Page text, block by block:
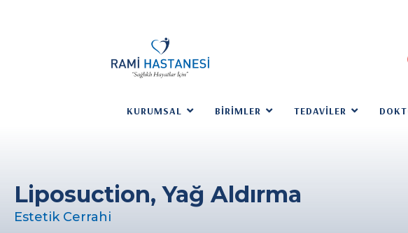
KURUMSAL BIRIMLER TEDAVILER
Liposuction, Yağ Aldırma
Estetik Cerrahi